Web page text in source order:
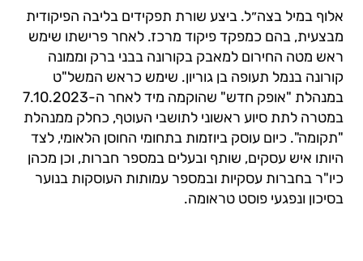
אלוף במיל בצה״ל. ביצע שורת תפקידים בליבה הפיקודית
מבצעית, בהם כמפקד פיקוד מרכז. לאחר פרישתו שימש
ראש מטה החירום למאבק בקורונה בבני ברק וממונה
קורונה בנמל תעופה בן גוריון. שימש כראש המשל"ט
במנהלת "אופק חדש" שהוקמה מיד לאחר ה-7.10.2023
במטרה לתת סיוע ראשוני לתושבי העוטף, כחלק ממנהלת
"תקומה". כיום עוסק ביוזמות בתחומי החוסן הלאומי, לצד
היותו איש עסקים, שותף ובעלים במספר חברות, וכן מכהן
כיו"ר בחברות עסקיות ובמספר עמותות העוסקות בנוער
בסיכון ונפגעי פוסט טראומה.